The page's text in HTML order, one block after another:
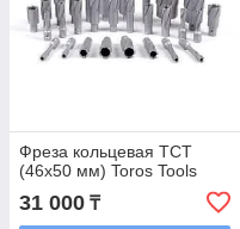
Фреза кольцевая TCT
(46x50 мм) Toros Tools
31 000 ₸